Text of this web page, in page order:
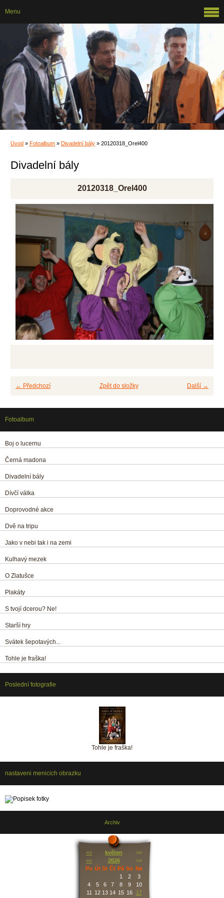
Úvod » Fotoalbum » Divadelní bály » 20120318_Orel400
Divadelní bály
20120318_Orel400
← Předchozí Další →
Zpět do složky
Menu
Fotoalbum
Boj o lucernu
Černá madona
Divadelní bály
Dívčí válka
Doprovodné akce
Dvě na tripu
Jako v nebi tak i na zemi
Kulhavý mezek
O Zlatušce
Plakáty
S tvojí dcerou? Ne!
Starší hry
Svátek šepotavých...
Tohle je fraška!
Poslední fotografie
Tohle je fraška!
nastaveni menicich obrazku
Archiv
<< květen
>>
<<
2026
>>
Po Út St Čt Pá So Ne
1
2
3
4
5 6 7 8 9
10
11
12 13 14 15 16
17